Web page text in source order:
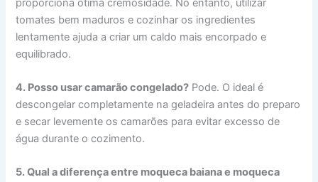
proporciona ótima cremosidade. No entanto, utilizar
tomates bem maduros e cozinhar os ingredientes
lentamente ajuda a criar um caldo mais encorpado e
equilibrado.
4. Posso usar camarão congelado? Pode. O ideal é
descongelar completamente na geladeira antes do preparo
e secar levemente os camarões para evitar excesso de
água durante o cozimento.
5. Qual a diferença entre moqueca baiana e moqueca